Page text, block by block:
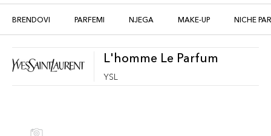
BRENDOVI PARFEMI NJEGA MAKE-UP NICHE
L'homme Le Parfum
YSL